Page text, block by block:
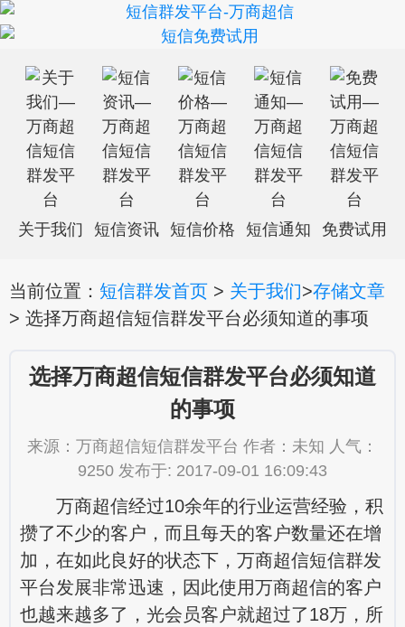
关于我们 短信资讯 短信价格 短信通知 免费试用
当前位置： 短信群发首页 > 关于我们>存储文章
> 选择万商超信短信群发平台必须知道的事项
选择万商超信短信群发平台必须知道
的事项
来源：万商超信短信群发平台 作者：未知 人气：
9250 发布于: 2017-09-01 16:09:43
万商超信经过10余年的行业运营经验，积
攒了不少的客户，而且每天的客户数量还在增
加，在如此良好的状态下，万商超信短信群发
平台发展非常迅速，因此使用万商超信的客户
也越来越多了，光会员客户就超过了18万，所